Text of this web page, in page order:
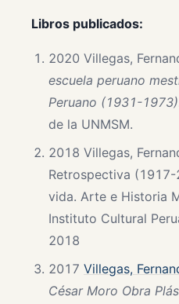
Libros publicados:
2020 Villegas,
escuela peruano
Peruano (1931-1973)
de la UNMSM.
2018 Villegas,
Retrospectiva
vida. Arte e Historia
Instituto Cultural
2018
2017 Villegas,
César Moro Obra